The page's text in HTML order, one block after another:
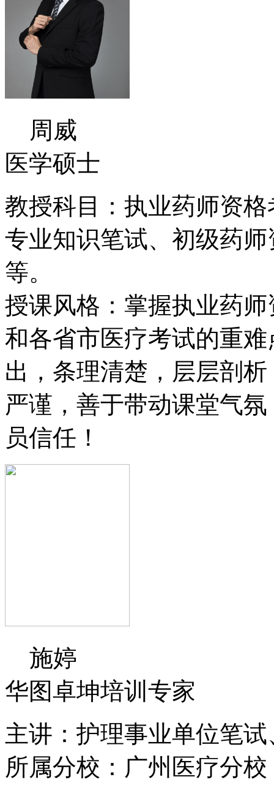
周威
医学硕士
教授科目：执业药师资
专业知识笔试、初级药
等。
授课风格：掌握执业药
和各省市医疗考试的重
出，条理清楚，层层剖
严谨，善于带动课堂气
员信任！
施婷
华图卓坤培训专家
主讲：护理事业单位笔
所属分校：广州医疗分校